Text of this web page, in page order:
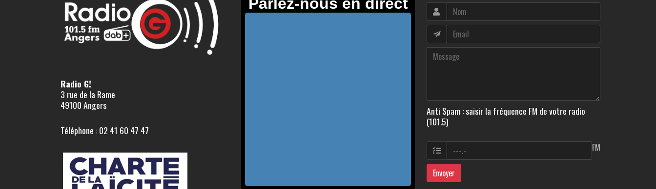
Radio G!
3 rue de la Rame
49100 Angers
Téléphone : 02 41 60 47 47
Anti Spam : saisir la fréquence FM de votre radio
(101.5)
FM
Envoyer